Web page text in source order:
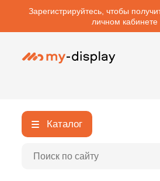
Зарегистрируйтесь, чтобы
личном кабинете
Каталог